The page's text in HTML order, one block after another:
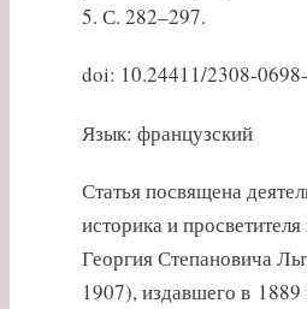
5. С. 282–297.
doi: 10.24411/2308-
Язык: французский
Статья посвящена
историка и
Георгия Степановича
1907), издавшего в